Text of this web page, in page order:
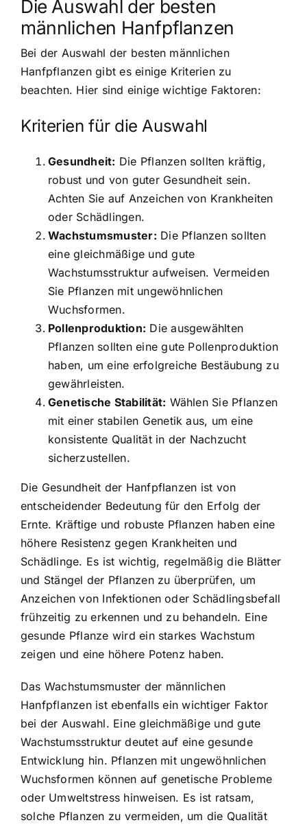
Die Auswahl der besten
männlichen Hanfpflanzen
Bei der Auswahl der besten männlichen
Hanfpflanzen gibt es einige Kriterien zu
beachten. Hier sind einige wichtige Faktoren:
Kriterien für die Auswahl
Gesundheit: Die Pflanzen sollten kräftig,
robust und von guter Gesundheit sein.
Achten Sie auf Anzeichen von Krankheiten
oder Schädlingen.
Wachstumsmuster: Die Pflanzen sollten
eine gleichmäßige und gute
Wachstumsstruktur aufweisen. Vermeiden
Sie Pflanzen mit ungewöhnlichen
Wuchsformen.
Pollenproduktion: Die ausgewählten
Pflanzen sollten eine gute Pollenproduktion
haben, um eine erfolgreiche Bestäubung zu
gewährleisten.
Genetische Stabilität: Wählen Sie Pflanzen
mit einer stabilen Genetik aus, um eine
konsistente Qualität in der Nachzucht
sicherzustellen.
Die Gesundheit der Hanfpflanzen ist von
entscheidender Bedeutung für den Erfolg der
Ernte. Kräftige und robuste Pflanzen haben eine
höhere Resistenz gegen Krankheiten und
Schädlinge. Es ist wichtig, regelmäßig die Blätter
und Stängel der Pflanzen zu überprüfen, um
Anzeichen von Infektionen oder Schädlingsbefall
frühzeitig zu erkennen und zu behandeln. Eine
gesunde Pflanze wird ein starkes Wachstum
zeigen und eine höhere Potenz haben.
Das Wachstumsmuster der männlichen
Hanfpflanzen ist ebenfalls ein wichtiger Faktor
bei der Auswahl. Eine gleichmäßige und gute
Wachstumsstruktur deutet auf eine gesunde
Entwicklung hin. Pflanzen mit ungewöhnlichen
Wuchsformen können auf genetische Probleme
oder Umweltstress hinweisen. Es ist ratsam,
solche Pflanzen zu vermeiden, um die Qualität